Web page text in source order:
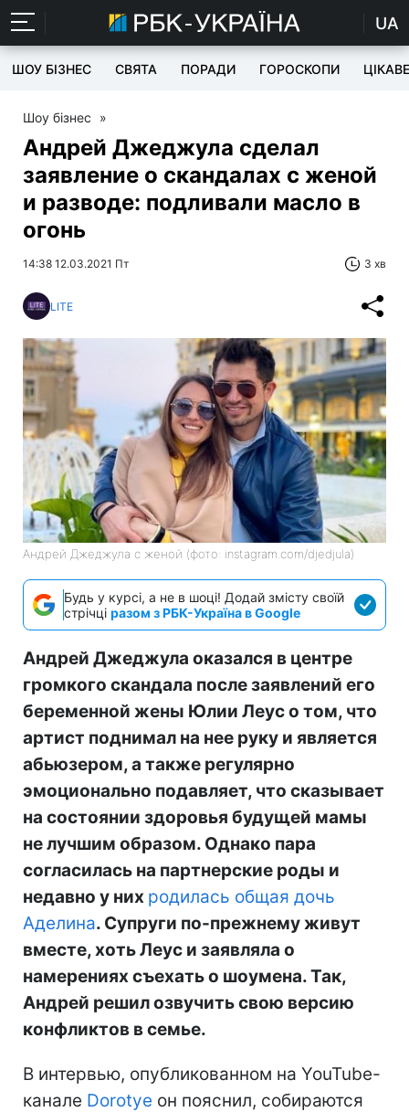
UA
ШОУ БІЗНЕС СВЯТА ПОРАДИ ГОРОСКОПИ ЦІКАВЕ
Шоу бізнес »
Андрей Джеджула сделал
заявление о скандалах с женой
и разводе: подливали масло в
огонь
14:38 12.03.2021 Пт 3 хв
LITE
Андрей Джеджула с женой (фото: instagram.com/djedjula)
Будь у курсі, а не в шоці! Додай змісту своїй
стрічці разом з РБК-Україна в Google
Андрей Джеджула оказался в центре
громкого скандала после заявлений его
беременной жены Юлии Леус о том, что
артист поднимал на нее руку и является
абьюзером, а также регулярно
эмоционально подавляет, что сказывает
на состоянии здоровья будущей мамы
не лучшим образом. Однако пара
согласилась на партнерские роды и
недавно у них родилась общая дочь
Аделина. Супруги по-прежнему живут
вместе, хоть Леус и заявляла о
намерениях съехать о шоумена. Так,
Андрей решил озвучить свою версию
конфликтов в семье.
В интервью, опубликованном на YouTube-
канале Dorotye он пояснил, собираются